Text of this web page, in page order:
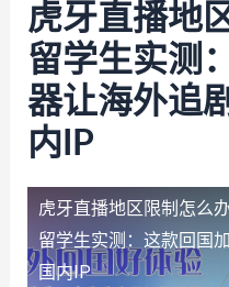
虎牙直播地
留学生实测
器让海外追
内IP
虎牙直播地区限制怎么
留学生实测：这款回国
国内IP